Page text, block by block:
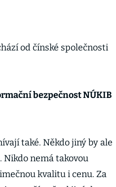
od čínské společnosti
bezpečnost NÚKIB
také. Někdo jiný by ale
Nikdo nemá takovou
kvalitu i cenu. Za